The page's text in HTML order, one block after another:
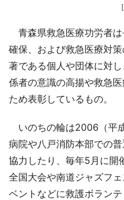
青森県救急医療功労者
確保、および救急医療対
著である個人や団体に対
係者の意識の高揚や救急
ため表彰しているもの。
いのちの輪は2006（平
病院や八戸消防本部での
協力したり、毎年5月に開
全国大会や南道ジャズフ
ベントなどに救護ボラン